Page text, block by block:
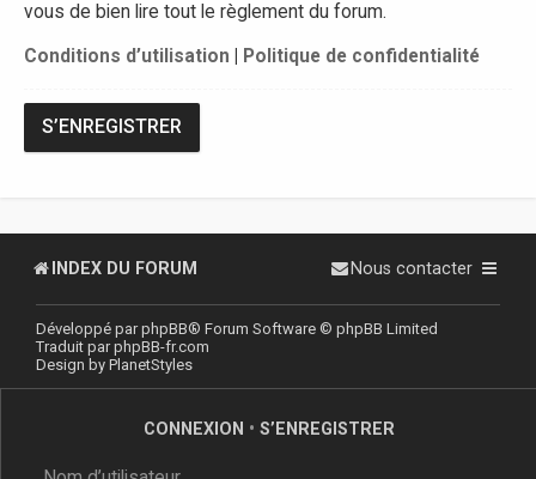
vous de bien lire tout le règlement du forum.
Conditions d’utilisation Politique de confidentialité
S’ENREGISTRER
INDEX DU FORUM Nous contacter
Développé parphpBB® Forum Software © phpBB Limited
Traduit parphpBB-fr.com
Design by PlanetStyles
CONNEXION • S’ENREGISTRER